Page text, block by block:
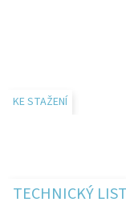
KE STAŽENÍ
TECHNICKÝ LIST